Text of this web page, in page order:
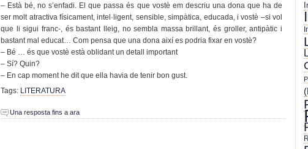
– Està bé, no s’enfadi. El que passa és que vostè em descriu una dona que ha de
ser molt atractiva físicament, intel·ligent, sensible, simpàtica, educada, i vostè –si vol
que li sigui franc-, és bastant lleig, no sembla massa brillant, és groller, antipàtic i
bastant mal educat… Com pensa que una dona així es podria fixar en vostè?
– Bé … és que vostè està oblidant un detall important
– Sí? Quin?
– En cap moment he dit que ella havia de tenir bon gust.
Tags: LITERATURA
Una resposta fins a ara